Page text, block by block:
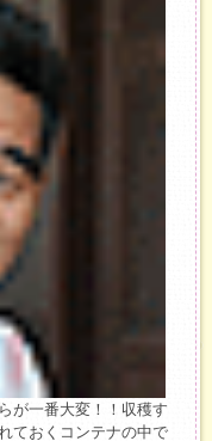
が一番大変！！収穫す
ておくコンテナの中で